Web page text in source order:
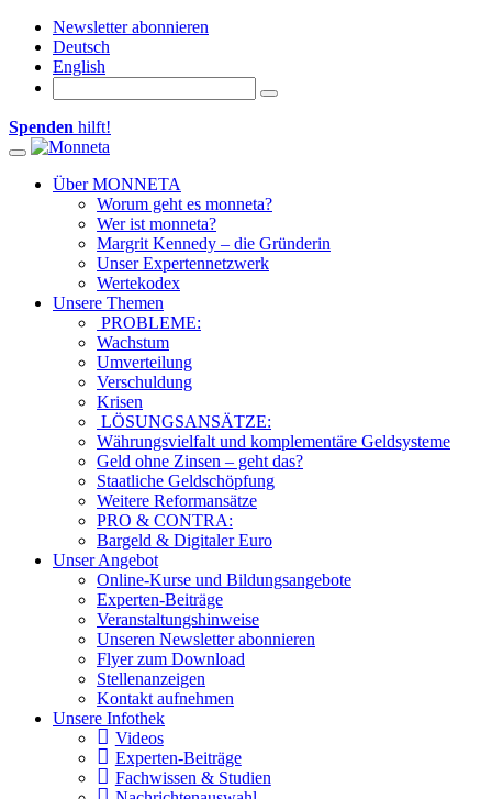
Newsletter abonnieren
Deutsch
English
Spenden hilft!
Toggle navigation
Über MONNETA
Worum geht es monneta?
Wer ist monneta?
Margrit Kennedy – die Gründerin
Unser Expertennetzwerk
Wertekodex
Unsere Themen
PROBLEME:
Wachstum
Umverteilung
Verschuldung
Krisen
LÖSUNGSANSÄTZE:
Währungsvielfalt und komplementäre Geldsysteme
Geld ohne Zinsen – geht das?
Staatliche Geldschöpfung
Weitere Reformansätze
PRO & CONTRA:
Bargeld & Digitaler Euro
Unser Angebot
Online-Kurse und Bildungsangebote
Experten-Beiträge
Veranstaltungshinweise
Unseren Newsletter abonnieren
Flyer zum Download
Stellenanzeigen
Kontakt aufnehmen
Unsere Infothek
Videos
Experten-Beiträge
Fachwissen & Studien